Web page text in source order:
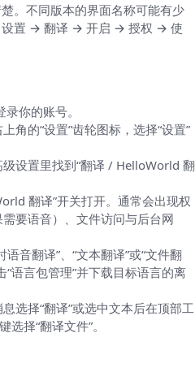
。不同版本的界面名称可能有少
设置 → 翻译 → 开启 → 授权 → 使
你的账号。
角的“设置”齿轮图标，选择“设置”
设置里找到“翻译 / HelloWorld 翻
翻译”开关打开。通常会出现权
要语音）、文件访问与后台网
语音翻译”、“文本翻译”或“文件翻
“语言包管理”并下载目标语言的离
选择“翻译”或选中文本后在顶部工
选择“翻译文件”。